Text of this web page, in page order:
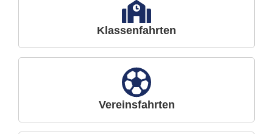
Klassenfahrten
Vereinsfahrten